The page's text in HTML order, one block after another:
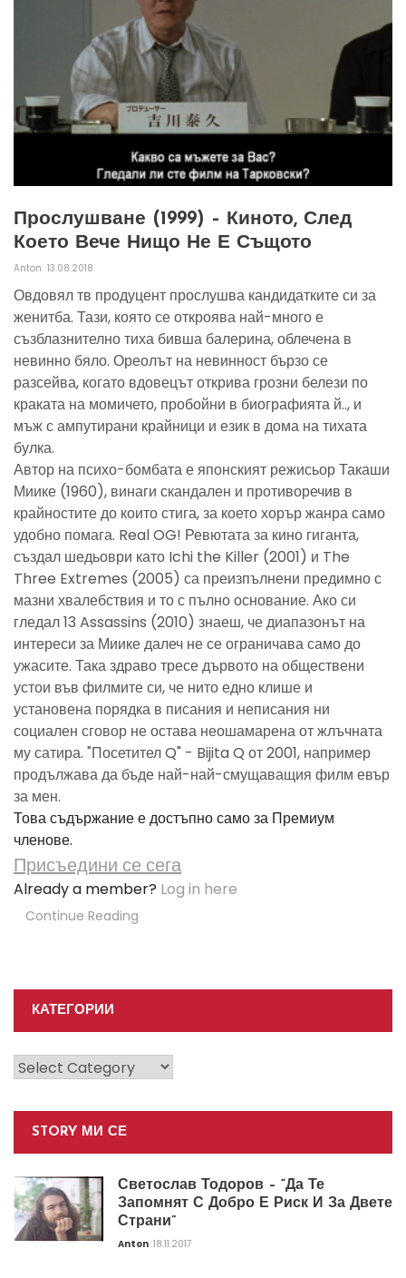
Прослушване (1999) – Киното, След
Което Вече Нищо Не Е Същото
Anton 13.08.2018
Овдовял тв продуцент прослушва кандидатките си за
женитба. Тази, която се откроява най-много е
съзблазнително тиха бивша балерина, облечена в
невинно бяло. Ореолът на невинност бързо се
разсейва, когато вдовецът открива грозни белези по
краката на момичето, пробойни в биографията й.., и
мъж с ампутирани крайници и език в дома на тихата
булка.
Автор на психо-бомбата е японският режисьор Такаши
Миике (1960), винаги скандален и противоречив в
крайностите до които стига, за което хорър жанра само
удобно помага. Real OG! Ревютата за кино гиганта,
създал шедьоври като Ichi the Killer (2001) и The
Three Extremes (2005) са преизпълнени предимно с
мазни хвалебствия и то с пълно основание. Ако си
гледал 13 Assassins (2010) знаеш, че диапазонът на
интереси за Миике далеч не се ограничава само до
ужасите. Така здраво тресе дървото на обществени
устои във филмите си, че нито едно клише и
установена порядка в писания и неписания ни
социален сговор не остава неошамарена от жлъчната
му сатира. "Посетител Q" - Bijita Q от 2001, например
продължава да бъде най-най-смущаващия филм евър
за мен.
Това съдържание е достъпно само за Премиум
членове.
Присъедини се сега
Already a member? Log in here
Continue Reading
КАТЕГОРИИ
Категории
STORY МИ СЕ
Светослав Тодоров – “Да Те
Запомнят С Добро Е Риск И За Двете
Страни”
Anton 18.11.2017